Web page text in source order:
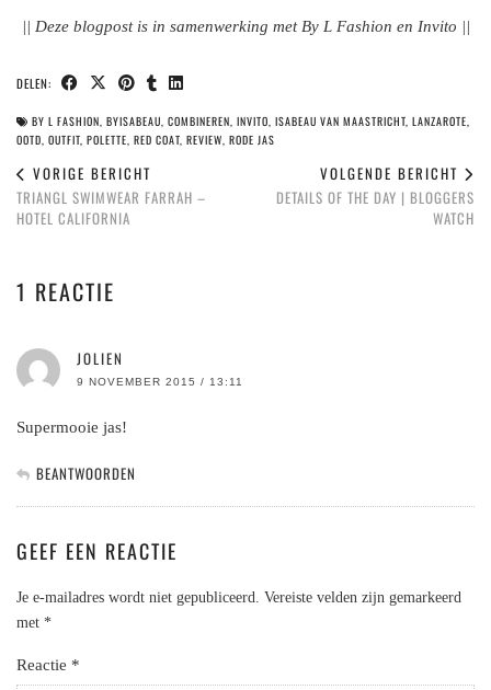
|| Deze blogpost is in samenwerking met By L Fashion en Invito ||
DELEN:
BY L FASHION BYISABEAU COMBINEREN INVITO ISABEAU VAN MAASTRICHT LANZAROTE
OOTD OUTFIT POLETTE RED COAT REVIEW RODE JAS
VORIGE BERICHT
TRIANGL SWIMWEAR FARRAH –
HOTEL CALIFORNIA
VOLGENDE BERICHT
DETAILS OF THE DAY | BLOGGERS
WATCH
1 REACTIE
JOLIEN
9 NOVEMBER 2015 / 13:11
Supermooie jas!
BEANTWOORDEN
GEEF EEN REACTIE
Je e-mailadres wordt niet gepubliceerd. Vereiste velden zijn gemarkeerd
met *
Reactie *